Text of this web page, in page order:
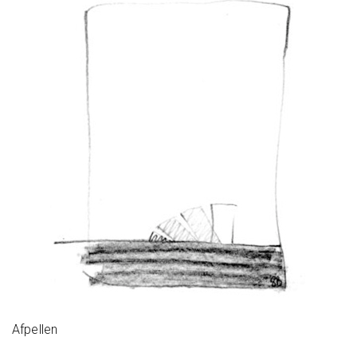
Afpellen